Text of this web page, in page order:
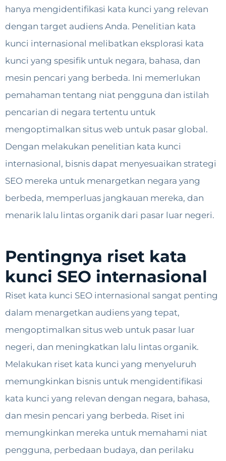
hanya mengidentifikasi kata kunci yang relevan
dengan target audiens Anda. Penelitian kata
kunci internasional melibatkan eksplorasi kata
kunci yang spesifik untuk negara, bahasa, dan
mesin pencari yang berbeda. Ini memerlukan
pemahaman tentang niat pengguna dan istilah
pencarian di negara tertentu untuk
mengoptimalkan situs web untuk pasar global.
Dengan melakukan penelitian kata kunci
internasional, bisnis dapat menyesuaikan strategi
SEO mereka untuk menargetkan negara yang
berbeda, memperluas jangkauan mereka, dan
menarik lalu lintas organik dari pasar luar negeri.
Pentingnya riset kata
kunci SEO internasional
Riset kata kunci SEO internasional sangat penting
dalam menargetkan audiens yang tepat,
mengoptimalkan situs web untuk pasar luar
negeri, dan meningkatkan lalu lintas organik.
Melakukan riset kata kunci yang menyeluruh
memungkinkan bisnis untuk mengidentifikasi
kata kunci yang relevan dengan negara, bahasa,
dan mesin pencari yang berbeda. Riset ini
memungkinkan mereka untuk memahami niat
pengguna, perbedaan budaya, dan perilaku